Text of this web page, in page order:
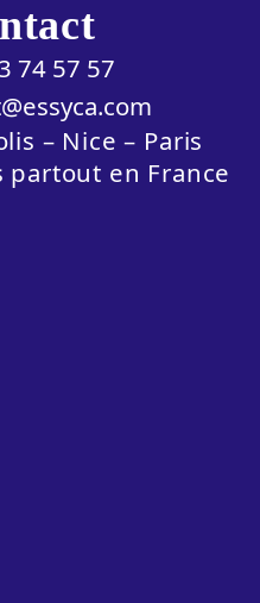
74 57 57
– Nice – Paris
en France